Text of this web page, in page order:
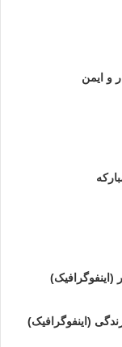
و ایمن
(اینفوگرافیک)